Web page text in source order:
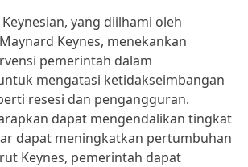
yang diilhami oleh
Keynes, menekankan
pemerintah dalam
mengatasi ketidakseimbangan
resesi dan pengangguran.
dapat mengendalikan tingkat
dapat meningkatkan pertumbuhan
Keynes, pemerintah dapat